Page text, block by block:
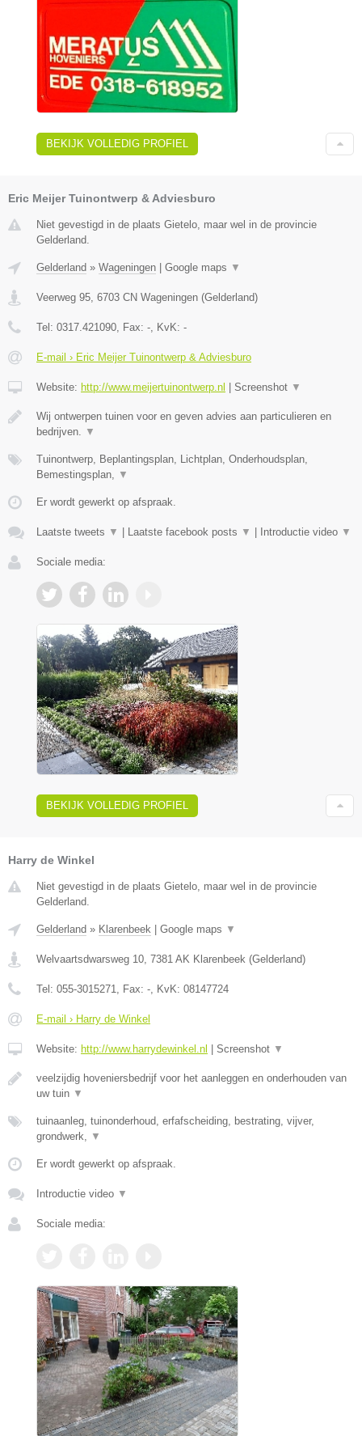
BEKIJK VOLLEDIG PROFIEL
Eric Meijer Tuinontwerp & Adviesburo
Niet gevestigd in de plaats Gietelo, maar wel in de provincie
Gelderland.
Gelderland » Wageningen Google maps ▼
Veerweg 95 6703 CN Wageningen (Gelderland)
Tel: 0317.421090 , Fax: - , KvK: -
E-mail › Eric Meijer Tuinontwerp & Adviesburo
Website: http://www.meijertuinontwerp.nl Screenshot ▼
Wij ontwerpen tuinen voor en geven advies aan particulieren en
bedrijven.
▼
Tuinontwerp, Beplantingsplan, Lichtplan, Onderhoudsplan,
Bemestingsplan,
▼
Er wordt gewerkt op afspraak.
Laatste tweets ▼ Laatste facebook posts ▼ Introductie video ▼
Sociale media:
BEKIJK VOLLEDIG PROFIEL
Harry de Winkel
Niet gevestigd in de plaats Gietelo, maar wel in de provincie
Gelderland.
Gelderland » Klarenbeek Google maps ▼
Welvaartsdwarsweg 10, 7381 AK Klarenbeek (Gelderland)
Tel: 055-3015271, Fax: -, KvK: 08147724
E-mail › Harry de Winkel
Website: http://www.harrydewinkel.nl Screenshot ▼
veelzijdig hoveniersbedrijf voor het aanleggen en onderhouden van
uw tuin ▼
tuinaanleg, tuinonderhoud, erfafscheiding, bestrating, vijver,
grondwerk, ▼
Er wordt gewerkt op afspraak.
Introductie video ▼
Sociale media: